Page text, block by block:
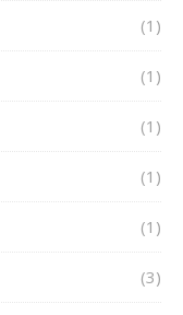
(1)
(1)
(1)
(1)
(1)
(3)